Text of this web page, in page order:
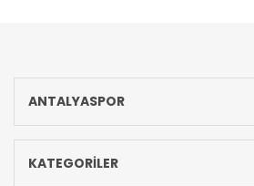
ANTALYASPOR
KATEGORİLER